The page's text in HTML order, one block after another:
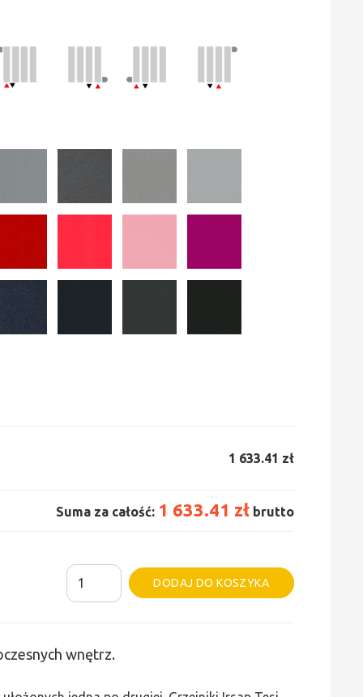
1 633.41 zł
Suma za całość: 1 633.41 zł brutto
ilość
Grzejnik
-
DODAJ DO KOSZYKA
Alternative:
wnętrz.